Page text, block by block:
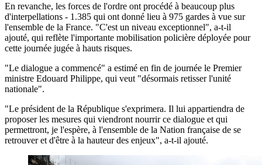
En revanche, les forces de l'ordre ont procédé à beaucoup plus
d'interpellations - 1.385 qui ont donné lieu à 975 gardes à vue sur
l'ensemble de la France. "C'est un niveau exceptionnel", a-t-il
ajouté, qui reflète l'importante mobilisation policière déployée pour
cette journée jugée à hauts risques.
"Le dialogue a commencé" a estimé en fin de journée le Premier
ministre Edouard Philippe, qui veut "désormais retisser l'unité
nationale".
"Le président de la République s'exprimera. Il lui appartiendra de
proposer les mesures qui viendront nourrir ce dialogue et qui
permettront, je l'espère, à l'ensemble de la Nation française de se
retrouver et d'être à la hauteur des enjeux", a-t-il ajouté.